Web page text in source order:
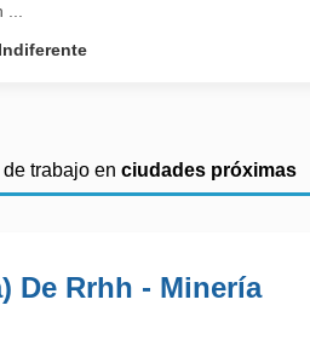
trabajo en ciudades próximas
De Rrhh - Minería